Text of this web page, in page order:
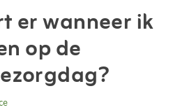
er wanneer ik
op de